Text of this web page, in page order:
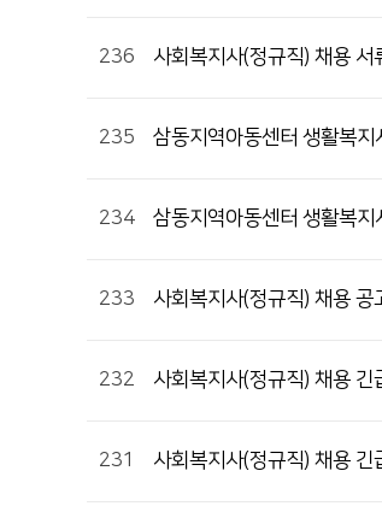
236 사회복지사(정규직) 채용
235 삼동지역아동센터 생활복
234 삼동지역아동센터 생활복
233 사회복지사(정규직) 채용 공
232 사회복지사(정규직) 채용
231 사회복지사(정규직) 채용